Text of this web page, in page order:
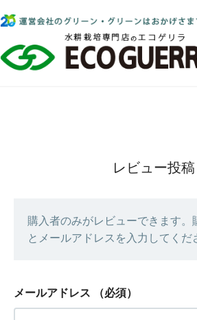
レビュー投稿
購入者のみがレビューできます。
とメールアドレスを入力してくだ
メールアドレス （必須）